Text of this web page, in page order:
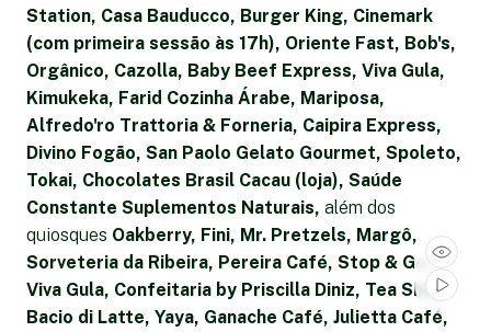
Station, Casa Bauducco, Burger King, Cinemark
(com primeira sessão às 17h), Oriente Fast, Bob's,
Orgânico, Cazolla, Baby Beef Express, Viva Gula,
Kimukeka, Farid Cozinha Árabe, Mariposa,
Alfredo'ro Trattoria & Forneria, Caipira Express,
Divino Fogão, San Paolo Gelato Gourmet, Spoleto,
Tokai, Chocolates Brasil Cacau (loja), Saúde
Constante Suplementos Naturais, além dos
quiosques Oakberry, Fini, Mr. Pretzels, Margô,
Sorveteria da Ribeira, Pereira Café, Stop & Go,
Viva Gula, Confeitaria by Priscilla Diniz, Tea Shop,
Bacio di Latte, Yaya, Ganache Café, Julietta Café,